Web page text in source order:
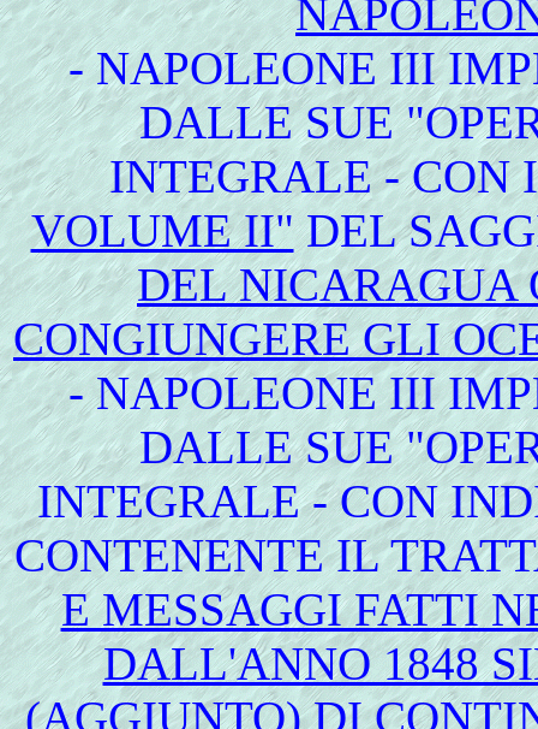
- NAPOLEONE III
DALLE SUE
INTEGRALE -
VOLUME II"DEL
DEL NICARAGUA
CONGIUNGERE GLI
- NAPOLEONE III
DALLE SUE
INTEGRALE - CON
CONTENENTE IL
E MESSAGGI FATTI
DALL'ANNO 1848
(AGGIUNTO) DI